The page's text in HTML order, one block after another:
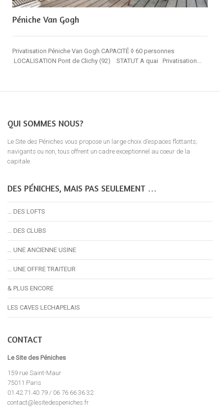
Péniche Van Gogh
Privatisation Péniche Van Gogh CAPACITÉ ◊ 60 personnes
LOCALISATION Pont de Clichy (92) STATUT A quai Privatisation...
QUI SOMMES NOUS?
Le Site des Péniches vous propose un large choix d’espaces flottants;
navigants ou non, tous offrent un cadre exceptionnel au coeur de la
capitale.
DES PÉNICHES, MAIS PAS SEULEMENT …
… DES LOFTS
… DES CLUBS
… UNE ANCIENNE USINE
… UNE OFFRE TRAITEUR
& PLUS ENCORE
LES CAVES LECHAPELAIS
CONTACT
Le Site des Péniches
159 rue Saint-Maur
75011 Paris
01.42.71.40.79 / 06 76 66 36 32
contact@lesitedespeniches.fr